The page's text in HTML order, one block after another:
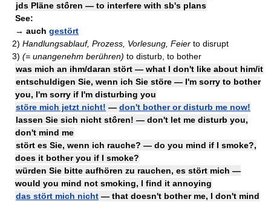
jds Pläne stö́ren — to interfere with sb's plans
See:
→ auch gestört
2) Handlungsablauf, Prozess, Vorlesung, Feier to disrupt
3) (= unangenehm berühren) to disturb, to bother
was mich an ihm/daran stört — what I don't like about him/it
entschuldigen Sie, wenn ich Sie störe — I'm sorry to bother
you, I'm sorry if I'm disturbing you
störe mich jetzt nicht! — don't bother or disturb me now!
lassen Sie sich nicht stö́ren! — don't let me disturb you,
don't mind me
stört es Sie, wenn ich rauche? — do you mind if I smoke?,
does it bother you if I smoke?
würden Sie bitte aufhören zu rauchen, es stört mich —
would you mind not smoking, I find it annoying
das stört mich nicht — that doesn't bother me, I don't mind